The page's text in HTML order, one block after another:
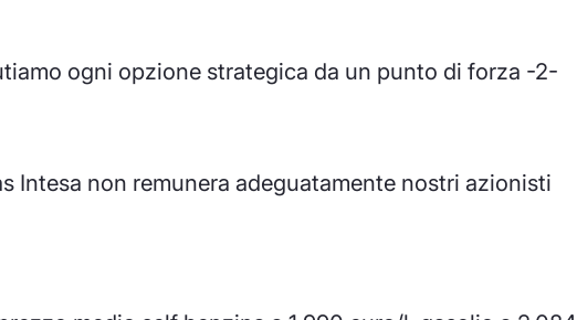
ogni opzione strategica da un punto di forza -2-
Intesa non remunera adeguatamente nostri azionisti